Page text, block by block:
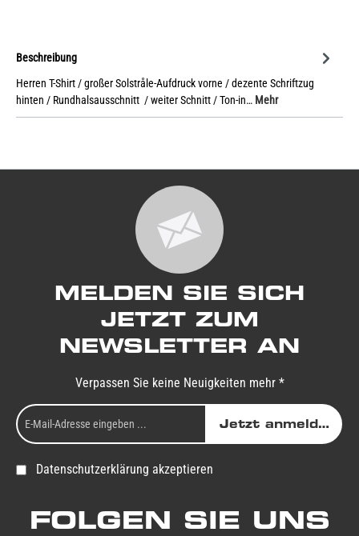
Beschreibung
Herren T-Shirt / großer Solstråle-Aufdruck vorne / dezente Schriftzug
hinten / Rundhalsausschnitt / weiter Schnitt / Ton-in… Mehr
MELDEN SIE SICH
JETZT ZUM
NEWSLETTER AN
Verpassen Sie keine Neuigkeiten mehr *
Jetzt anmelden
Datenschutzerklärung akzeptieren
FOLGEN SIE UNS